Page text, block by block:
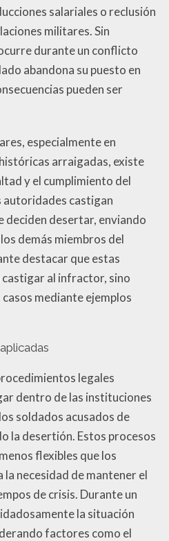
salariales o reclusión
militares. Sin
durante un conflicto
abandona su puesto en
pueden ser
especialmente en
arraigadas, existe
y el cumplimiento del
autoridades castigan
deciden desertar, enviando
demás miembros del
destacar que estas
castigar al infractor, sino
mediante ejemplos
legales
dentro de las instituciones
soldados acusados de
la desertión. Estos procesos
flexibles que los
necesidad de mantener el
de crisis. Durante un
la situación
factores como el